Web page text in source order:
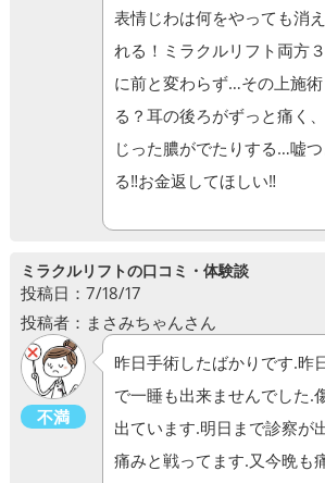
表情じわは何をやっても消
れる！ミラクルリフト両方
に前と変わらず…その上施
る？耳の後ろがずっと痛く
じった膿がでたりする…嘘
る‼お金返してほしい‼
ミラクルリフトの口コミ・体験談
投稿日：7/18/17
投稿者：まさみちゃんさん
不満
昨日手術したばかりです.昨
で一睡も出来ませんでした.
出ています.明日まで診察が
痛みと戦ってます.又今晩も